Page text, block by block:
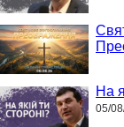
На
05/